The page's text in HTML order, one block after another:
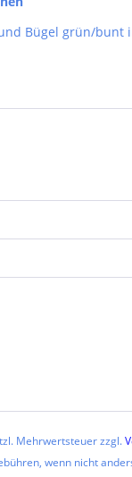
Bügel grün/bunt
Mehrwertsteuer zzgl.
wenn nicht